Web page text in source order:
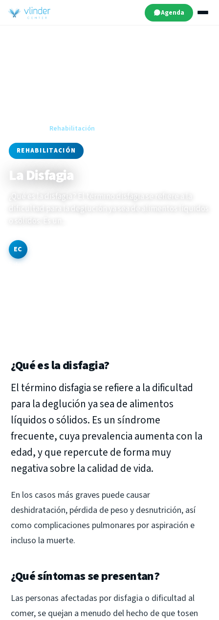
Agenda
Rehabilitación
REHABILITACIÓN
La Disfagia
¿Qué es la disfagia? El término disfagia se refiere a la
dificultad para la deglución ya sea de alimentos líquidos
o sólidos. Es un...
EC Por
5 de mayo de 2017
¿Qué es la disfagia?
El término disfagia se refiere a la dificultad
para la deglución ya sea de alimentos
líquidos o sólidos. Es un síndrome
frecuente, cuya prevalencia aumenta con la
edad, y que repercute de forma muy
negativa sobre la calidad de vida.
En los casos más graves puede causar
deshidratación, pérdida de peso y desnutrición, así
como complicaciones pulmonares por aspiración e
incluso la muerte.
¿Qué síntomas se presentan?
Las personas afectadas por disfagia o dificultad al
comer, se quejan a menudo del hecho de que tosen